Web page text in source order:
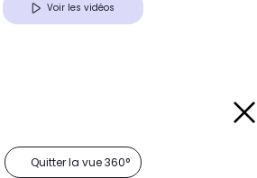
Voir les vidéos
Quitter la vue 360°